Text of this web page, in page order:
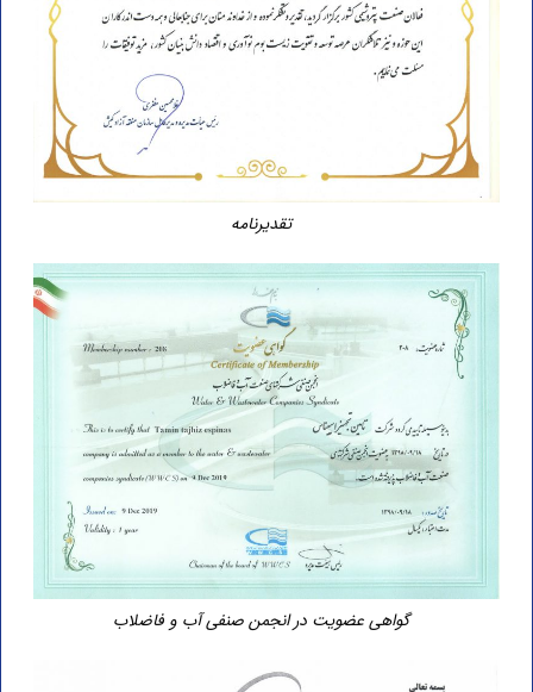
تقدیرنامه
گواهی عضویت در انجمن صنفی آب و فاضلاب